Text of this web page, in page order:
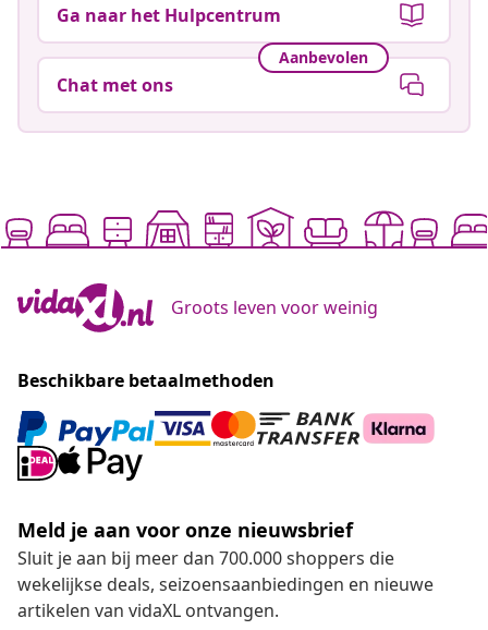
Ga naar het Hulpcentrum
Aanbevolen
Chat met ons
Groots leven voor weinig
Beschikbare betaalmethoden
Meld je aan voor onze nieuwsbrief
Sluit je aan bij meer dan 700.000 shoppers die
wekelijkse deals, seizoensaanbiedingen en nieuwe
artikelen van vidaXL ontvangen.